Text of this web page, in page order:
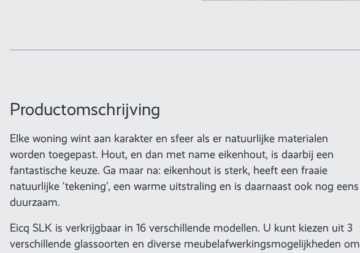
Productomschrijving
Elke woning wint aan karakter en sfeer als er natuurlijke materialen
worden toegepast. Hout, en dan met name eikenhout, is daarbij een
fantastische keuze. Ga maar na: eikenhout is sterk, heeft een fraaie
natuurlijke ‘tekening’, een warme uitstraling en is daarnaast ook nog eens
duurzaam.
Eicq SLK is verkrijgbaar in 16 verschillende modellen. U kunt kiezen uit 3
verschillende glassoorten en diverse meubelafwerkingsmogelijkheden om